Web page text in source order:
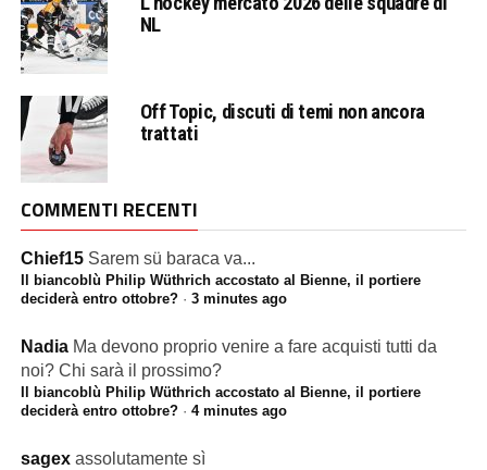
NL
Off Topic, discuti di temi non ancora
trattati
COMMENTI RECENTI
Chief15 Sarem sü baraca va...
Il biancoblù Philip Wüthrich accostato al Bienne, il portiere
deciderà entro ottobre?· 3 minutes ago
Nadia Ma devono proprio venire a fare acquisti tutti da
noi? Chi sarà il prossimo?
Il biancoblù Philip Wüthrich accostato al Bienne, il portiere
deciderà entro ottobre?· 4 minutes ago
sagex assolutamente sì